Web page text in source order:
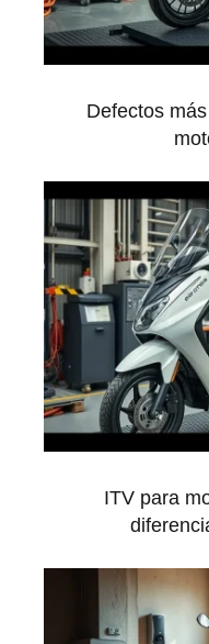
Defectos
ITV para